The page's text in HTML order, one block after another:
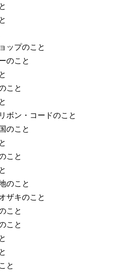
ップのこと
のこと
こと
ボン・コードのこと
のこと
こと
のこと
ザキのこと
こと
こと
と